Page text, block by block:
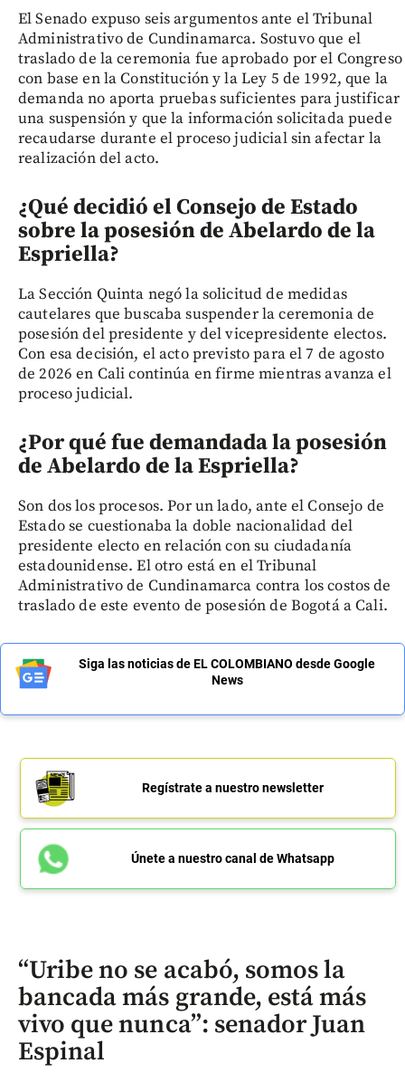
El Senado expuso seis argumentos ante el Tribunal
Administrativo de Cundinamarca. Sostuvo que el
traslado de la ceremonia fue aprobado por el Congreso
con base en la Constitución y la Ley 5 de 1992, que la
demanda no aporta pruebas suficientes para justificar
una suspensión y que la información solicitada puede
recaudarse durante el proceso judicial sin afectar la
realización del acto.
¿Qué decidió el Consejo de Estado
sobre la posesión de Abelardo de la
Espriella?
La Sección Quinta negó la solicitud de medidas
cautelares que buscaba suspender la ceremonia de
posesión del presidente y del vicepresidente electos.
Con esa decisión, el acto previsto para el 7 de agosto
de 2026 en Cali continúa en firme mientras avanza el
proceso judicial.
¿Por qué fue demandada la posesión
de Abelardo de la Espriella?
Son dos los procesos. Por un lado, ante el Consejo de
Estado se cuestionaba la doble nacionalidad del
presidente electo en relación con su ciudadanía
estadounidense. El otro está en el Tribunal
Administrativo de Cundinamarca contra los costos de
traslado de este evento de posesión de Bogotá a Cali.
Siga las noticias de EL COLOMBIANO desde Google
News
Regístrate a nuestro newsletter
Únete a nuestro canal de Whatsapp
“Uribe no se acabó, somos la
bancada más grande, está más
vivo que nunca”: senador Juan
Espinal